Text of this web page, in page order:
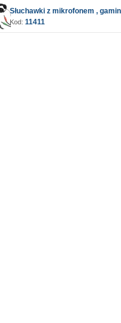
Słuchawki z mikrofonem ,
Kod: 11411